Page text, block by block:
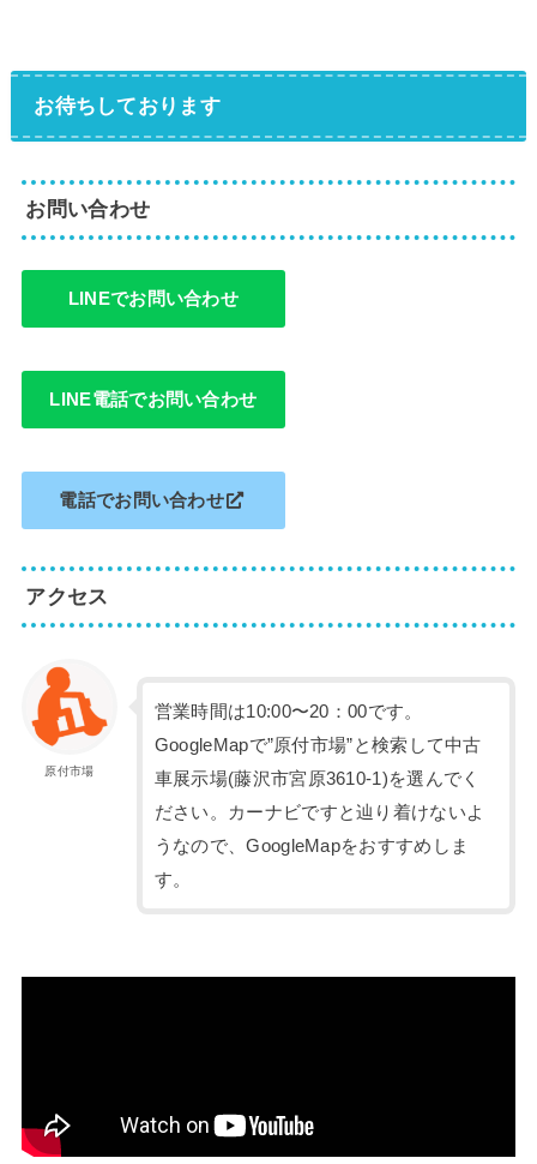
お待ちしております
お問い合わせ
LINEでお問い合わせ
LINE電話でお問い合わせ
電話でお問い合わせ
アクセス
原付市場
営業時間は10:00〜20：00です。
GoogleMapで”原付市場”と検索して中古
車展示場(藤沢市宮原3610-1)を選んでく
ださい。カーナビですと辿り着けないよ
うなので、GoogleMapをおすすめしま
す。